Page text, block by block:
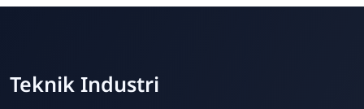
Teknik Industri